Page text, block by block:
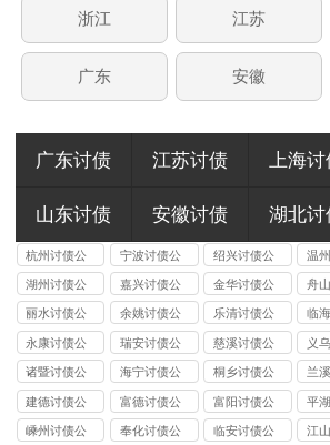
浙江 江苏
广东 安徽
广东讨债 江苏讨债 上海讨
山东讨债 安徽讨债 湖北讨
杭州讨债公
司
宁波讨债公
司
绍兴讨债公
司
温
司
湖州讨债公
司
嘉兴讨债公
司
金华讨债公
司
舟
司
丽水讨债公
司
余姚讨债公
司
乐清讨债公
司
临
司
永康讨债公
司
瑞安讨债公
司
慈溪讨债公
司
义
司
诸暨讨债公
司
海宁讨债公
司
桐乡讨债公
司
兰
司
建德讨债公
司
富德讨债公
司
富阳讨债公
司
平
司
嵊州讨债公
奉化讨债公
临安讨债公
江